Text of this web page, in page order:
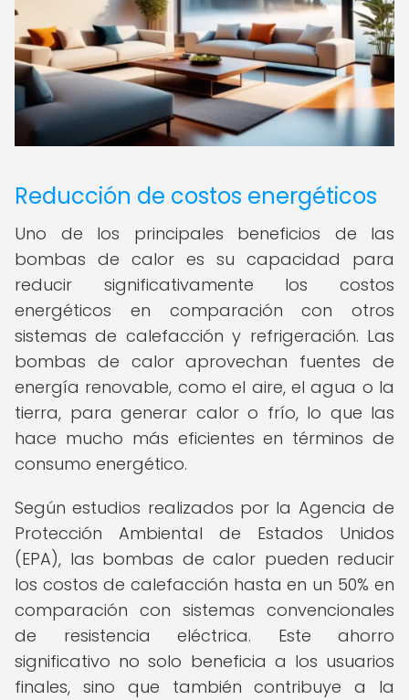
Reducción de costos energéticos
Uno de los principales beneficios de las
bombas de calor es su capacidad para
reducir significativamente los costos
energéticos en comparación con otros
sistemas de calefacción y refrigeración. Las
bombas de calor aprovechan fuentes de
energía renovable, como el aire, el agua o la
tierra, para generar calor o frío, lo que las
hace mucho más eficientes en términos de
consumo energético.
Según estudios realizados por la Agencia de
Protección Ambiental de Estados Unidos
(EPA), las bombas de calor pueden reducir
los costos de calefacción hasta en un 50% en
comparación con sistemas convencionales
de resistencia eléctrica. Este ahorro
significativo no solo beneficia a los usuarios
finales, sino que también contribuye a la